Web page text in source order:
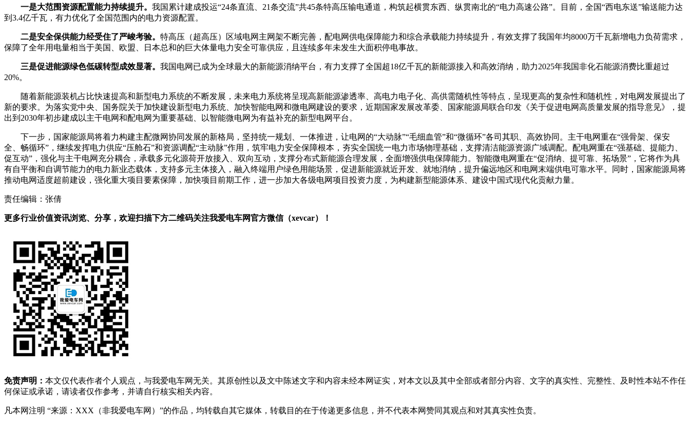
一是大范围资源配置能力持续提升。 我国累计建成投运“24条直流、21条交流”共45条特高压输电通道，构筑起横贯东西、纵贯南北的“电力高速公路”。目前，全国“西电东送”输送能力达
到3.4亿千瓦，有力优化了全国范围内的电力资源配置。
二是安全保供能力经受住了严峻考验。 特高压（超高压）区域电网主网架不断完善，配电网供电保障能力和综合承载能力持续提升，有效支撑了我国年均8000万千瓦新增电力负荷需求，
保障了全年用电量相当于美国、欧盟、日本总和的巨大体量电力安全可靠供应，且连续多年未发生大面积停电事故。
三是促进能源绿色低碳转型成效显著。 我国电网已成为全球最大的新能源消纳平台，有力支撑了全国超18亿千瓦的新能源接入和高效消纳，助力2025年我国非化石能源消费比重超过
20%。
随着新能源装机占比快速提高和新型电力系统的不断发展，未来电力系统将呈现高新能源渗透率、高电力电子化、高供需随机性等特点，呈现更高的复杂性和随机性，对电网发展提出了
新的要求。为落实党中央、国务院关于加快建设新型电力系统、加快智能电网和微电网建设的要求，近期国家发展改革委、国家能源局联合印发《关于促进电网高质量发展的指导意见》，提
出到2030年初步建成以主干电网和配电网为重要基础、以智能微电网为有益补充的新型电网平台。
下一步，国家能源局将着力构建主配微网协同发展的新格局，坚持统一规划、一体推进，让电网的“大动脉”“毛细血管”和“微循环”各司其职、高效协同。主干电网重在“强骨架、保安
全、畅循环”，继续发挥电力供应“压舱石”和资源调配“主动脉”作用，筑牢电力安全保障根本，夯实全国统一电力市场物理基础，支撑清洁能源资源广域调配。配电网重在“强基础、提能力、
促互动”，强化与主干电网充分耦合，承载多元化源荷开放接入、双向互动，支撑分布式新能源合理发展，全面增强供电保障能力。智能微电网重在“促消纳、提可靠、拓场景”，它将作为具
有自平衡和自调节能力的电力新业态载体，支持多元主体接入，融入终端用户绿色用能场景，促进新能源就近开发、就地消纳，提升偏远地区和电网末端供电可靠水平。同时，国家能源局将
推动电网适度超前建设，强化重大项目要素保障，加快项目前期工作，进一步加大各级电网项目投资力度，为构建新型能源体系、建设中国式现代化贡献力量。
责任编辑：张倩
更多行业价值资讯浏览、分享，欢迎扫描下方二维码关注我爱电车网官方微信（xevcar）！
免责声明： 本文仅代表作者个人观点，与我爱电车网无关。其原创性以及文中陈述文字和内容未经本网证实，对本文以及其中全部或者部分内容、文字的真实性、完整性、及时性本站不作任
何保证或承诺，请读者仅作参考，并请自行核实相关内容。
凡本网注明 “来源：XXX（非我爱电车网）”的作品，均转载自其它媒体，转载目的在于传递更多信息，并不代表本网赞同其观点和对其真实性负责。